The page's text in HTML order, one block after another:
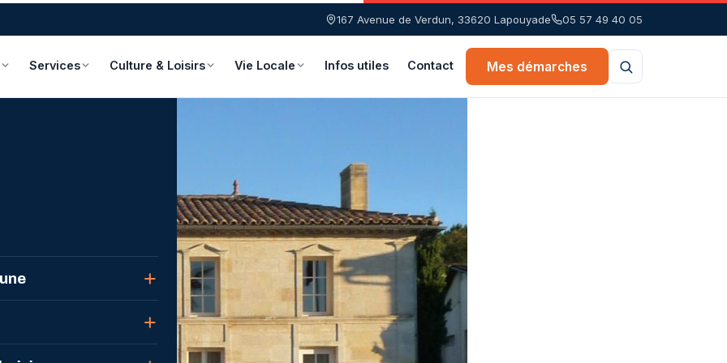
167 Avenue de Verdun, 33620 Lapouyade 05 57 49 40 05
Services Culture & Loisirs Vie Locale Infos utiles Contact Mes démarches
Gironde, en